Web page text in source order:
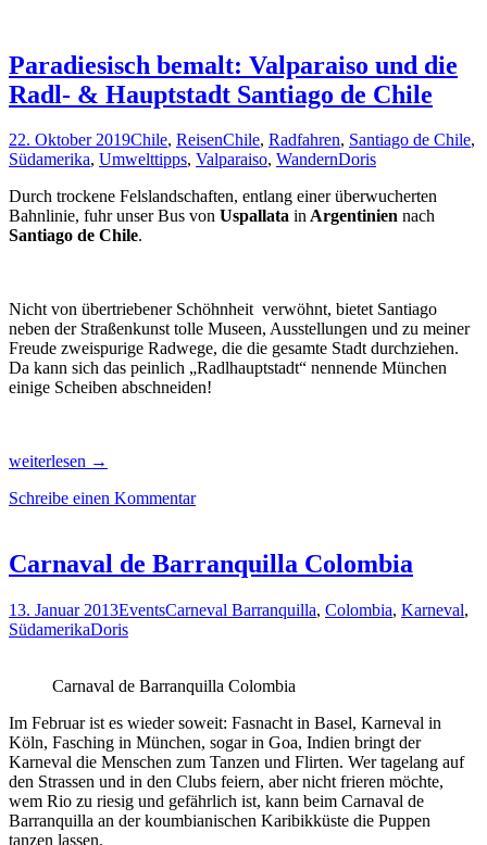
Paradiesisch bemalt: Valparaiso und die
Radl- & Hauptstadt Santiago de Chile
22. Oktober 2019Chile, ReisenChile, Radfahren, Santiago de Chile,
Südamerika, Umwelttipps, Valparaiso, WandernDoris
Durch trockene Felslandschaften, entlang einer überwucherten
Bahnlinie, fuhr unser Bus von Uspallata inArgentinien nach
Santiago de Chile.
Nicht von übertriebener Schöhnheit verwöhnt, bietet Santiago
neben der Straßenkunst tolle Museen, Ausstellungen und zu meiner
Freude zweispurige Radwege, die die gesamte Stadt durchziehen.
Da kann sich das peinlich „Radlhauptstadt“ nennende München
einige Scheiben abschneiden!
Paradiesisch
Valparaiso
Radl-
&
Santiago
de
weiterlesen →
Schreibe einen Kommentar
Carnaval de Barranquilla Colombia
13. Januar 2013EventsCarneval Barranquilla, Colombia, Karneval,
SüdamerikaDoris
Carnaval de Barranquilla Colombia
Im Februar ist es wieder soweit: Fasnacht in Basel, Karneval in
Köln, Fasching in München, sogar in Goa, Indien bringt der
Karneval die Menschen zum Tanzen und Flirten. Wer tagelang auf
den Strassen und in den Clubs feiern, aber nicht frieren möchte,
wem Rio zu riesig und gefährlich ist, kann beim Carnaval de
Barranquilla an der koumbianischen Karibikküste die Puppen
tanzen lassen.